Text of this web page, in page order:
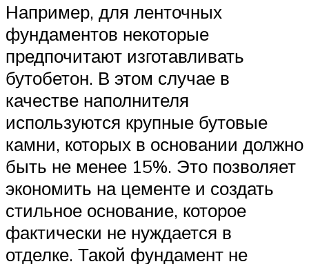
Например, для ленточных
фундаментов некоторые
предпочитают изготавливать
бутобетон. В этом случае в
качестве наполнителя
используются крупные бутовые
камни, которых в основании должно
быть не менее 15%. Это позволяет
экономить на цементе и создать
стильное основание, которое
фактически не нуждается в
отделке. Такой фундамент не